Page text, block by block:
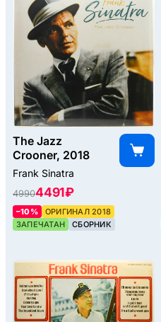
The Jazz
Crooner, 2018
Frank Sinatra
49904491 ₽
–10%
ОРИГИНАЛ 2018
ЗАПЕЧАТАН
СБОРНИК